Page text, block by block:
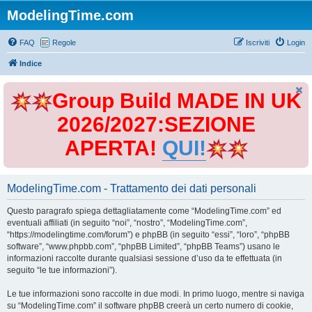
ModelingTime.com
FAQ Regole Login
Iscriviti
Indice
Group Build MADE IN UK
2026/2027:SEZIONE
APERTA! QUI!
ModelingTime.com - Trattamento dei dati personali
Questo paragrafo spiega dettagliatamente come “ModelingTime.com” ed
eventuali affiliati (in seguito “noi”, “nostro”, “ModelingTime.com”,
“https://modelingtime.com/forum”) e phpBB (in seguito “essi”, “loro”, “phpBB
software”, “www.phpbb.com”, “phpBB Limited”, “phpBB Teams”) usano le
informazioni raccolte durante qualsiasi sessione d’uso da te effettuata (in
seguito “le tue informazioni”).
Le tue informazioni sono raccolte in due modi. In primo luogo, mentre si naviga
su “ModelingTime.com” il software phpBB creerà un certo numero di cookie,